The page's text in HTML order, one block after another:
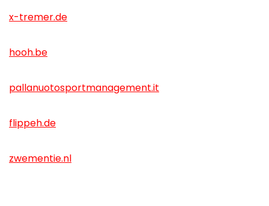
x-tremer.de
hooh.be
pallanuotosportmanagement.it
flippeh.de
zwementie.nl